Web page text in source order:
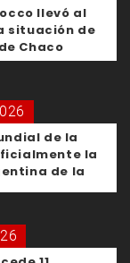
llevó al
situación de
Chaco
de la
la
de la